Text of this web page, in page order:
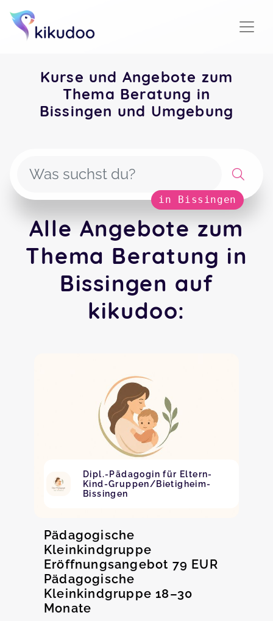
Kurse und Angebote zum
Thema Beratung in
Bissingen und Umgebung
in Bissingen
Alle Angebote zum
Thema Beratung in
Bissingen auf
kikudoo:
Dipl.-Pädagogin für Eltern-
Kind-Gruppen/Bietigheim-
Bissingen
Pädagogische
Kleinkindgruppe
Eröffnungsangebot 79 EUR
Pädagogische
Kleinkindgruppe 18–30
Monate